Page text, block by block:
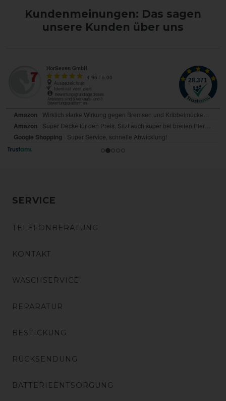
Kundenmeinungen: Das sagen
unsere Kunden über uns
SERVICE
TELEFONBERATUNG
KONTAKT
WASCHSERVICE
REPARATUR
BESTICKUNG
RÜCKSENDUNG
BATTERIEENTSORGUNG